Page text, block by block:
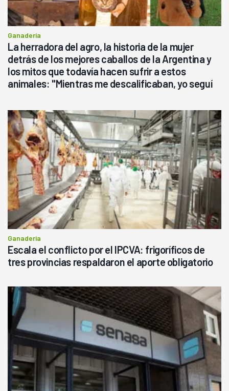
Ganadería
La herradora del agro, la historia de la mujer
detrás de los mejores caballos de la Argentina y
los mitos que todavía hacen sufrir a estos
animales: "Mientras me descalificaban, yo seguí
Ganadería
Escala el conflicto por el IPCVA: frigoríficos de
tres provincias respaldaron el aporte obligatorio